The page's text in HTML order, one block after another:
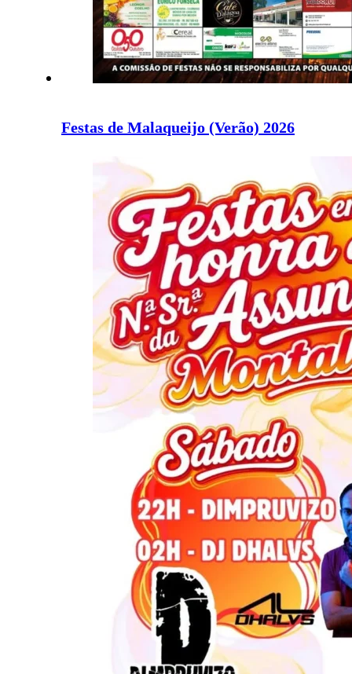
Festas de Malaqueijo (Verão) 2026